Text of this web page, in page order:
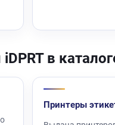
в
Принтеры